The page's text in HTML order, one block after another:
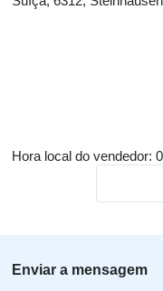
Hora local do vendedor:
Enviar a mensagem